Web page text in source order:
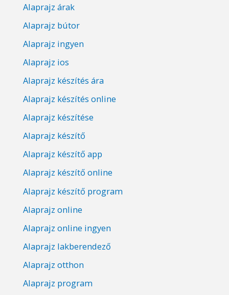
Alaprajz árak
Alaprajz bútor
Alaprajz ingyen
Alaprajz ios
Alaprajz készítés ára
Alaprajz készítés online
Alaprajz készítése
Alaprajz készítő
Alaprajz készítő app
Alaprajz készítő online
Alaprajz készítő program
Alaprajz online
Alaprajz online ingyen
Alaprajz lakberendező
Alaprajz otthon
Alaprajz program